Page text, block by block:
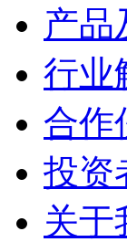
产品
行业
合作
投资
关于